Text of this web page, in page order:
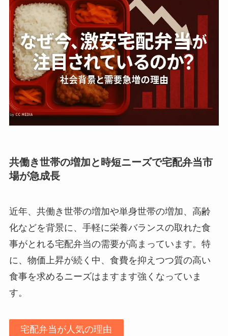
共働き世帯の増加と時短ニーズで宅配弁当市
場が急成長
近年、共働き世帯の増加や単身世帯の増加、高齢
化などを背景に、手軽に栄養バランスの取れた食
事がとれる宅配弁当の需要が高まっています。特
に、物価上昇が続く中、食費を抑えつつ質の高い
食事を求めるニーズはますます強くなっていま
す。
宅配弁当が人気の理由